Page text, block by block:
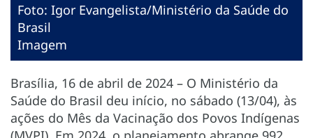
Foto: Igor Evangelista/Ministério da Saúde do
Brasil
Imagem
Brasília, 16 de abril de 2024 – O Ministério da
Saúde do Brasil deu início, no sábado (13/04), às
ações do Mês da Vacinação dos Povos Indígenas